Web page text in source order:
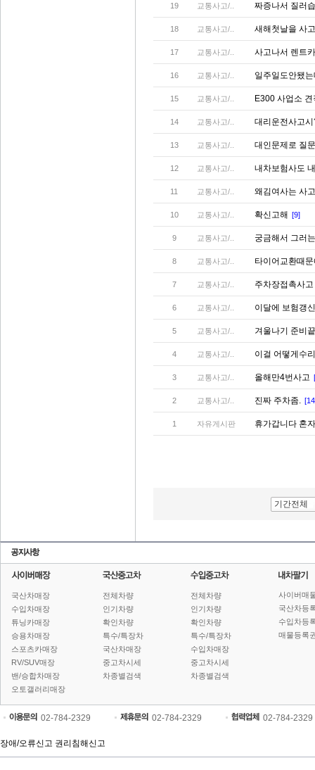
19 교통사고/.. 짜증나서 질러
18 교통사고/.. 새해첫날을 사
17 교통사고/.. 사고나서 렌트
16 교통사고/.. 일주일도안됐
15 교통사고/.. E300 사업소
14 교통사고/.. 대리운전사고
13 교통사고/.. 대인문제로 질
12 교통사고/.. 내차보험사도
11 교통사고/.. 왜김여사는 사
10 교통사고/.. 확신고해 [9]
9 교통사고/.. 궁금해서 그러
8 교통사고/.. 타이어교환때
7 교통사고/.. 주차장접촉사고
6 교통사고/.. 이달에 보험갱
5 교통사고/.. 겨울나기 준비
4 교통사고/.. 이걸 어떻게수
3 교통사고/.. 올해만4번사고
2 교통사고/.. 진짜 주차좀.
1 자유게시판 휴가갑니다 혼
기간전체
국산차매장
수입차매장
튜닝카매장
승용차매장
스포츠카매장
RV/SUV매장
밴/승합차매장
오토갤러리매장
전체차량
인기차량
확인차량
특수/특장차
국산차매장
중고차시세
차종별검색
전체차량
인기차량
확인차량
특수/특장차
수입차매장
중고차시세
차종별검색
사이버매
국산차등
수입차등
매물등록
02-784-2329 02-784-2329 02-784-2329
장애/오류신고 권리침해신고